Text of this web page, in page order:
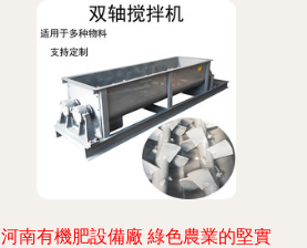
河南有機肥設備廠 綠色農業的堅實